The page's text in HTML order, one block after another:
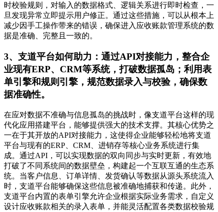
时校验规则，对输入的数据格式、逻辑关系进行即时检查，一
旦发现异常立即提示用户修正。通过这些措施，可以从根本上
减少因手工操作带来的错误，确保进入应收账款管理系统的数
据是准确、完整且一致的。
3、支道平台如何助力：通过API对接能力，整合企
业现有ERP、CRM等系统，打破数据孤岛；利用表
单引擎和规则引擎，规范数据录入与校验，确保数
据准确性。
在应对数据不准确与信息孤岛的挑战时，像支道平台这样的现
代化应用搭建平台，能够提供强大的技术支撑。其核心优势之
一在于其开放的API对接能力，这使得企业能够轻松地将支道
平台与现有的ERP、CRM、进销存等核心业务系统进行集
成。通过API，可以实现数据的双向同步与实时更新，有效地
打破了不同系统间的数据壁垒，构建起一个互联互通的生态系
统。当客户信息、订单详情、发货确认等数据从源头系统流入
时，支道平台能够确保这些信息被准确地捕获和传递。此外，
支道平台内置的表单引擎允许企业根据实际业务需求，自定义
设计应收账款相关的录入表单，并能灵活配置各类数据校验规